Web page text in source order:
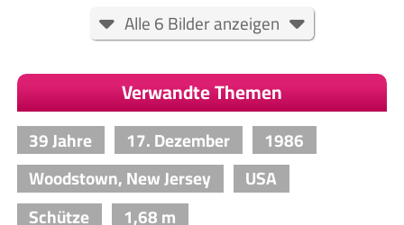
Alle 6 Bilder anzeigen
Verwandte Themen
39 Jahre 17. Dezember
1986
Woodstown, New Jersey
USA
Schütze
1,68 m